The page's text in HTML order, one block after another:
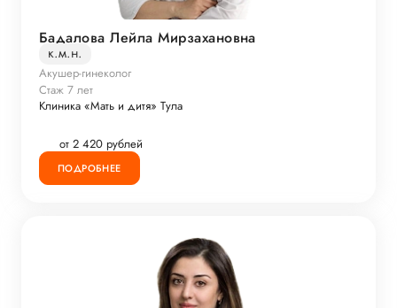
Бадалова Лейла Мирзахановна
к.м.н.
Акушер-гинеколог
Стаж 7 лет
Клиника «Мать и дитя» Тула
от 2 420 рублей
ПОДРОБНЕЕ